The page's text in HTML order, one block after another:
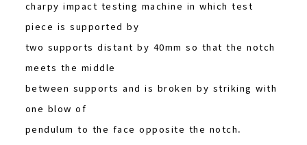
charpy impact testing machine in which test
piece is supported by
two supports distant by 40mm so that the notch
meets the middle
between supports and is broken by striking with
one blow of
pendulum to the face opposite the notch.